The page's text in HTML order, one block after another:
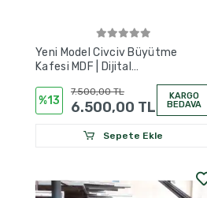
Yeni Model Civciv Büyütme
Kafesi MDF | Dijital
%13
7.500,00 TL
6.500,00 TL
KARGO
BEDAVA
Sepete Ekle